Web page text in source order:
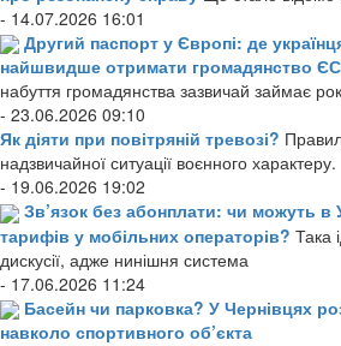
- 14.07.2026 16:01
Другий паспорт у Європі: де
найшвидше отримати громадянство ЄС
набуття громадянства зазвичай займає
- 23.06.2026 09:10
Як діяти при повітряній тревозі?
надзвичайної ситуації воєнного характеру.
- 19.06.2026 19:02
Зв’язок без абонплати: чи можуть в
тарифів у мобільних операторів? Така
дискусії, адже нинішня система
- 17.06.2026 11:24
Басейн чи парковка? У Чернівцях
навколо спортивного об’єкта